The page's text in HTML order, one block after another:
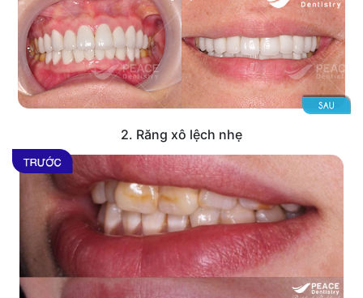
2. Răng xô lệch nhẹ